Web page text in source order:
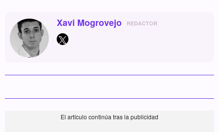
Xavi Mogrovejo REDACTOR